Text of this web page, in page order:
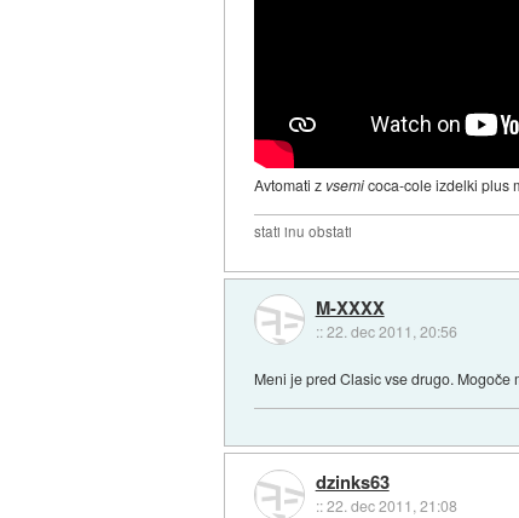
Avtomati z vsemicoca-cole izdelki plus
stati inu obstati
M-XXXX
::22. dec 2011, 20:56
Meni je pred Clasic vse drugo.
dzinks63
::22. dec 2011, 21:08